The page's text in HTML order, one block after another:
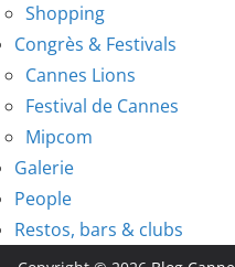
Shopping
Congrès & Festivals
Cannes Lions
Festival de Cannes
Mipcom
Galerie
People
Restos, bars & clubs